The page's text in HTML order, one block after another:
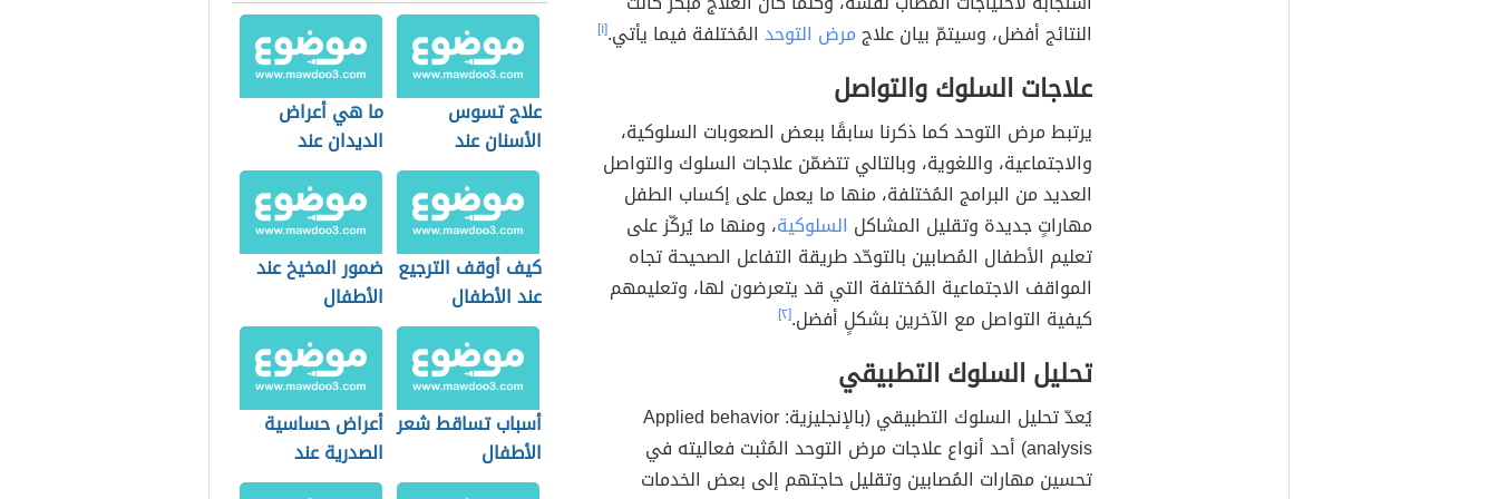
النتائج أفضل، وسيتمّ بيان علاجمرض التوحد المُختلفة فيما يأتي.[١]
علاجات السلوك والتواصل
يرتبط مرض التوحد كما ذكرنا سابقًا ببعض الصعوبات السلوكية،
والاجتماعية، واللغوية، وبالتالي تتضمّن علاجات السلوك والتواصل
العديد من البرامج المُختلفة، منها ما يعمل على إكساب الطفل
مهاراتٍ جديدة وتقليل المشاكل السلوكية، ومنها ما يُركّز على
تعليم الأطفال المُصابين بالتوحّد طريقة التفاعل الصحيحة تجاه
المواقف الاجتماعية المُختلفة التي قد يتعرضون لها، وتعليمهم
كيفية التواصل مع الآخرين بشكلٍ أفضل.[٢]
تحليل السلوك التطبيقي
يُعدّ تحليل السلوك التطبيقي (بالإنجليزية: Applied behavior
analysis) أحد أنواع علاجات مرض التوحد المُثبت فعاليته في
تحسين مهارات المُصابين وتقليل حاجتهم إلى بعض الخدمات
علاج تسوس
الأسنان عند
الأطفال
ما هي أعراض
الديدان عند
الأطفال
كيف أوقف الترجيع
عند الأطفال
ضمور المخيخ عند
الأطفال
أسباب تساقط شعر
الأطفال
أعراض حساسية
الصدرية عند
الأطفال